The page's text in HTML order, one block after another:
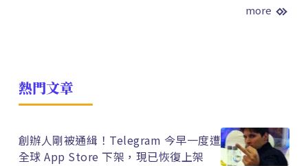
more
熱門文章
創辦人剛被通緝！Telegram 今早一度遭
全球 App Store 下架，現已恢復上架